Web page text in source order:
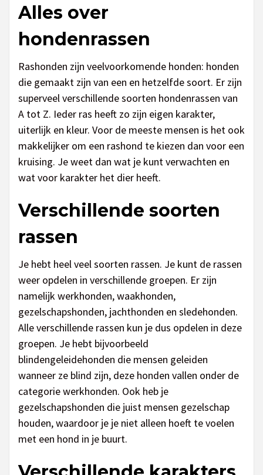
Alles over
hondenrassen
Rashonden zijn veelvoorkomende honden: honden
die gemaakt zijn van een en hetzelfde soort. Er zijn
superveel verschillende soorten hondenrassen van
A tot Z. Ieder ras heeft zo zijn eigen karakter,
uiterlijk en kleur. Voor de meeste mensen is het ook
makkelijker om een rashond te kiezen dan voor een
kruising. Je weet dan wat je kunt verwachten en
wat voor karakter het dier heeft.
Verschillende soorten
rassen
Je hebt heel veel soorten rassen. Je kunt de rassen
weer opdelen in verschillende groepen. Er zijn
namelijk werkhonden, waakhonden,
gezelschapshonden, jachthonden en sledehonden.
Alle verschillende rassen kun je dus opdelen in deze
groepen. Je hebt bijvoorbeeld
blindengeleidehonden die mensen geleiden
wanneer ze blind zijn, deze honden vallen onder de
categorie werkhonden. Ook heb je
gezelschapshonden die juist mensen gezelschap
houden, waardoor je je niet alleen hoeft te voelen
met een hond in je buurt.